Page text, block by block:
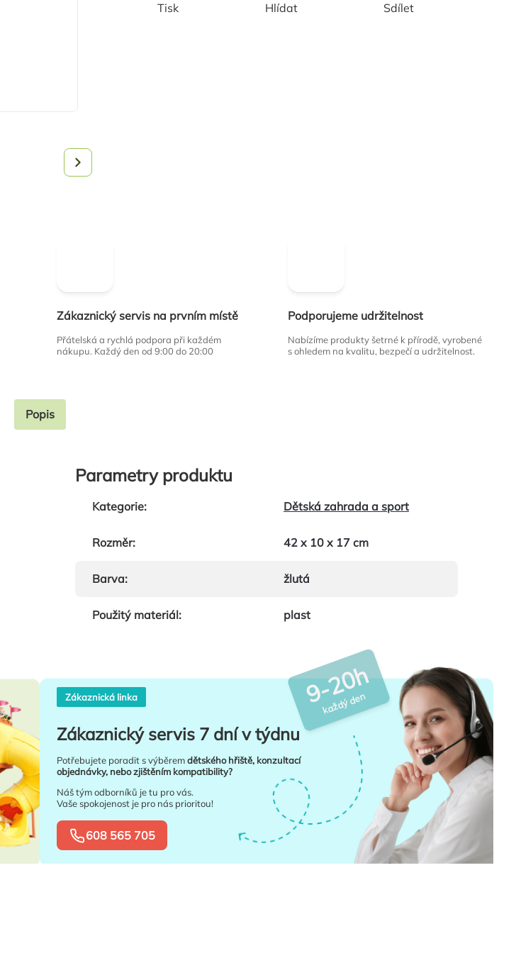
Tisk Hlídat Sdílet
Zákaznický servis na prvním místě
Přátelská a rychlá podpora při každém
nákupu. Každý den od 9:00 do 20:00
Podporujeme udržitelnost
Nabízíme produkty šetrné k přírodě, vyrobené
s ohledem na kvalitu, bezpečí a udržitelnost.
Popis
Parametry produktu
Kategorie: Dětská zahrada a sport
Rozměr: 42 x 10 x 17 cm
Barva: žlutá
Použitý materiál: plast
Zákaznická linka
Zákaznický servis 7 dní v týdnu
Potřebujete poradit s výběremdětského hřiště, konzultací
objednávky, nebo zjištěním kompatibility?
Náš tým odborníků je tu pro vás.
Vaše spokojenost je pro nás prioritou!
608 565 705
9-20h
každý den